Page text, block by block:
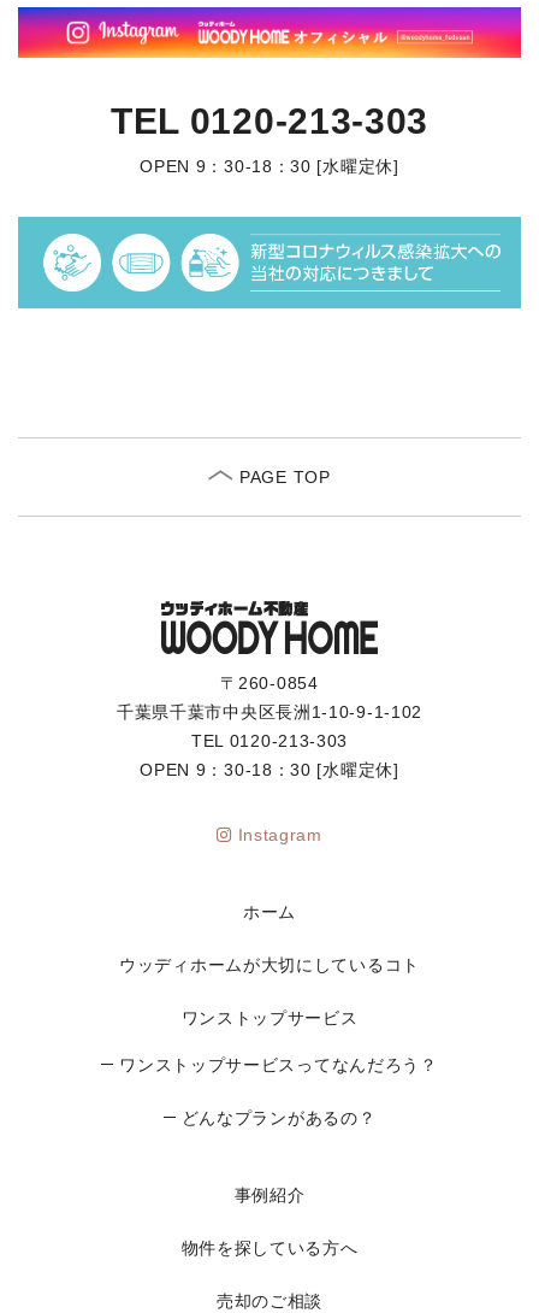
TEL 0120-213-303
OPEN 9：30-18：30 [水曜定休]
PAGE TOP
〒260-0854
千葉県千葉市中央区長洲1-10-9-1-102
TEL 0120-213-303
OPEN 9：30-18：30 [水曜定休]
Instagram
ホーム
ウッディホームが大切にしているコト
ワンストップサービス
ワンストップサービスってなんだろう？
どんなプランがあるの？
事例紹介
物件を探している方へ
売却のご相談